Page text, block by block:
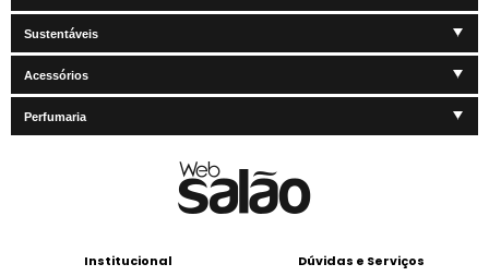
Sustentáveis
Acessórios
Perfumaria
Institucional Dúvidas e Serviços